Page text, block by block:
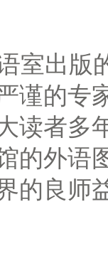
室出版
谨的专
读者多
的外语
的良师